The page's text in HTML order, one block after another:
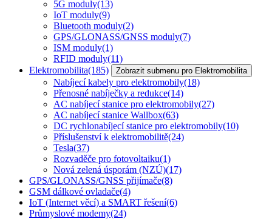
5G moduly(13)
IoT moduly(9)
Bluetooth moduly(2)
GPS/GLONASS/GNSS moduly(7)
ISM moduly(1)
RFID moduly(11)
Elektromobilita(185) Zobrazit submenu pro Elektromobilita
Nabíjecí kabely pro elektromobily(18)
Přenosné nabíječky a redukce(14)
AC nabíjecí stanice pro elektromobily(27)
AC nabíjecí stanice Wallbox(63)
DC rychlonabíjecí stanice pro elektromobily(10)
Příslušenství k elektromobilitě(24)
Tesla(37)
Rozvaděče pro fotovoltaiku(1)
Nová zelená úsporám (NZÚ)(17)
GPS/GLONASS/GNSS přijímače(8)
GSM dálkové ovladače(4)
IoT (Internet věcí) a SMART řešení(6)
Průmyslové modemy(24)